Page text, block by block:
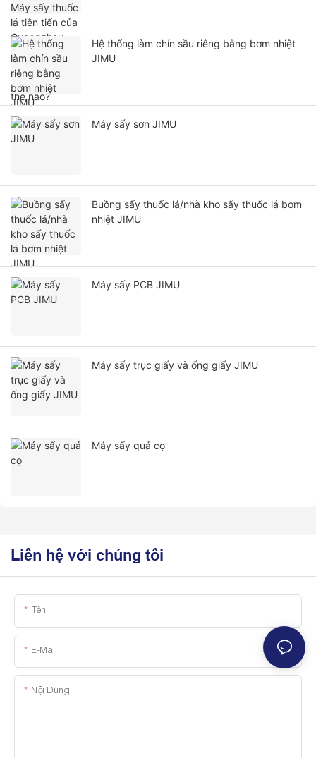
Hệ thống làm chín sầu riêng bằng bơm nhiệt
JIMU
Máy sấy sơn JIMU
Buồng sấy thuốc lá/nhà kho sấy thuốc lá bơm
nhiệt JIMU
Máy sấy PCB JIMU
Máy sấy trục giấy và ống giấy JIMU
Máy sấy quả cọ
Liên hệ với chúng tôi
Tên
E-Mail
Nội Dung